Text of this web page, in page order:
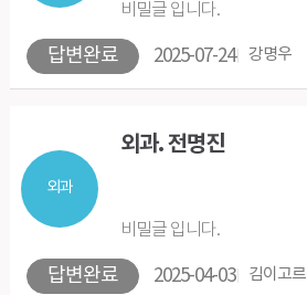
답변완료
비밀글 입니다.
2025-07-24 강명우
외과
외과. 전명진
답변완료
비밀글 입니다.
2025-04-03 김이고르